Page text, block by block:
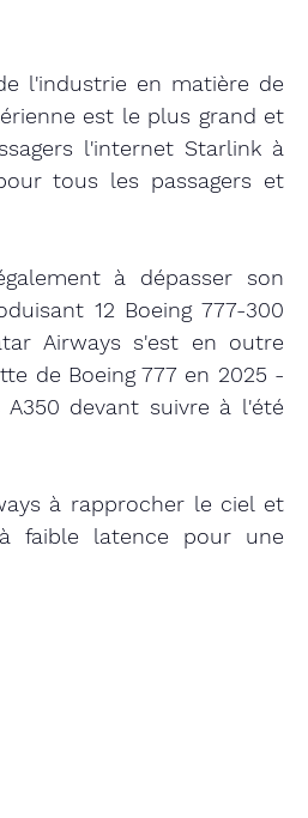
l'industrie en matière de
est le plus grand et
l'internet Starlink à
tous les passagers et
à dépasser son
12 Boeing 777-300
Airways s'est en outre
de Boeing 777 en 2025 -
devant suivre à l'été
à rapprocher le ciel et
faible latence pour une